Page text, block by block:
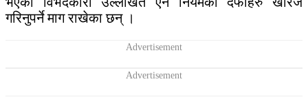
गरिनुपर्ने माग राखेका छन् ।